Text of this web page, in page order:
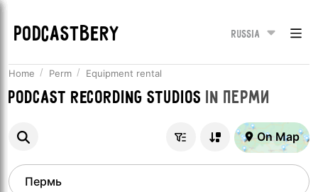
PODCASTBERY Russia
Home Perm Equipment rental
Podcast recording studios in Перми
On Map